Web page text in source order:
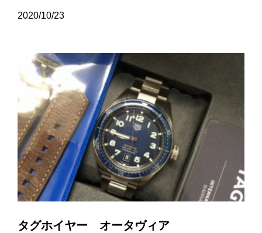
2020/10/23
タグホイヤー オータヴィア